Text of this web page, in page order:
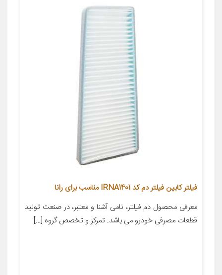
فیلتر کابین فیلتر دم کد IRNA1401 مناسب برای رانا
معرفی محصول دم فیلتر، نامی آشنا و معتبر، در صنعت تولید
قطعات مصرفی خودرو می باشد. تمرکز و تخصص گروه […]